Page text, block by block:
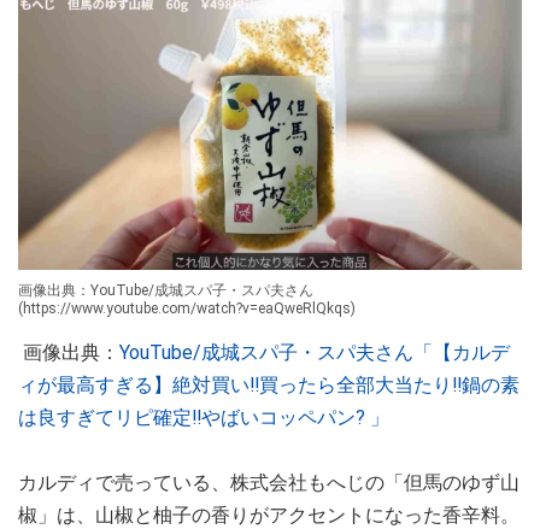
画像出典：YouTube/成城スパ子・スパ夫さん
(https://www.youtube.com/watch?v=eaQweRlQkqs)
画像出典： YouTube/成城スパ子・スパ夫さん「【カルデ
ィが最高すぎる】絶対買い‼️買ったら全部大当たり‼️鍋の素
は良すぎてリピ確定‼︎やばいコッペパン? 」
カルディで売っている、株式会社もへじの「但馬のゆず山
椒」は、山椒と柚子の香りがアクセントになった香辛料。